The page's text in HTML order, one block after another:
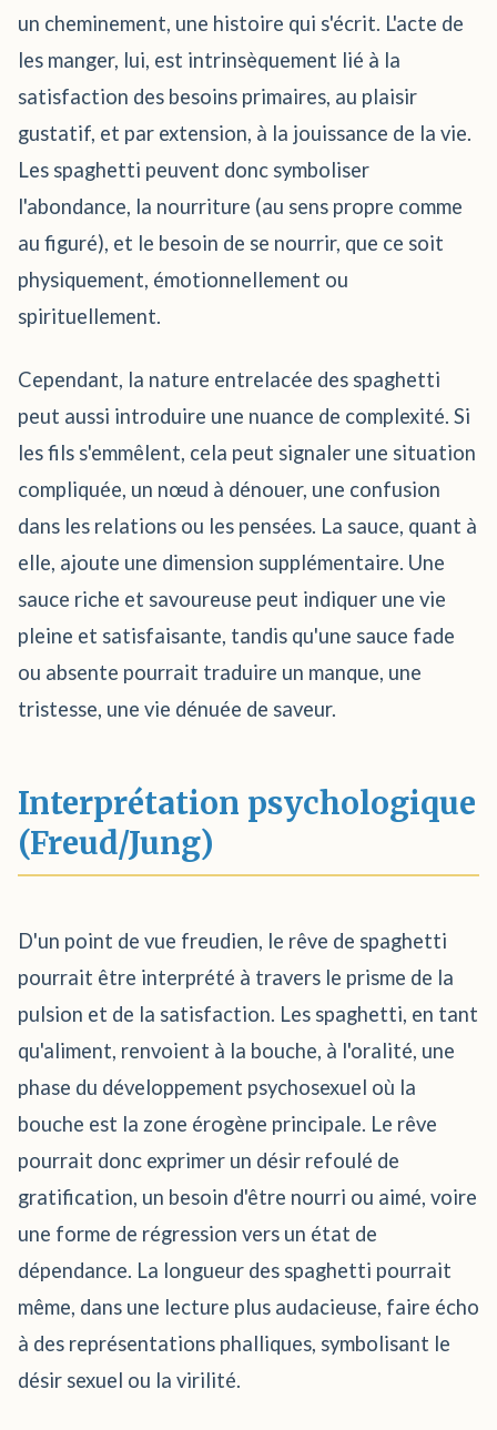
un cheminement, une histoire qui s'écrit. L'acte de
les manger, lui, est intrinsèquement lié à la
satisfaction des besoins primaires, au plaisir
gustatif, et par extension, à la jouissance de la vie.
Les spaghetti peuvent donc symboliser
l'abondance, la nourriture (au sens propre comme
au figuré), et le besoin de se nourrir, que ce soit
physiquement, émotionnellement ou
spirituellement.
Cependant, la nature entrelacée des spaghetti
peut aussi introduire une nuance de complexité. Si
les fils s'emmêlent, cela peut signaler une situation
compliquée, un nœud à dénouer, une confusion
dans les relations ou les pensées. La sauce, quant à
elle, ajoute une dimension supplémentaire. Une
sauce riche et savoureuse peut indiquer une vie
pleine et satisfaisante, tandis qu'une sauce fade
ou absente pourrait traduire un manque, une
tristesse, une vie dénuée de saveur.
Interprétation psychologique
(Freud/Jung)
D'un point de vue freudien, le rêve de spaghetti
pourrait être interprété à travers le prisme de la
pulsion et de la satisfaction. Les spaghetti, en tant
qu'aliment, renvoient à la bouche, à l'oralité, une
phase du développement psychosexuel où la
bouche est la zone érogène principale. Le rêve
pourrait donc exprimer un désir refoulé de
gratification, un besoin d'être nourri ou aimé, voire
une forme de régression vers un état de
dépendance. La longueur des spaghetti pourrait
même, dans une lecture plus audacieuse, faire écho
à des représentations phalliques, symbolisant le
désir sexuel ou la virilité.